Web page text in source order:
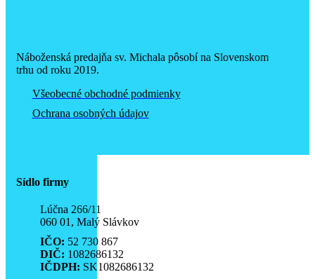
Náboženská predajňa sv. Michala pôsobí na Slovenskom
trhu od roku 2019.
Všeobecné obchodné podmienky
Ochrana osobných údajov
Sídlo firmy
Lúčna 266/11
060 01, Malý Slávkov
IČO: 52 730 867
DIČ: 1082686132
IČDPH: SK1082686132